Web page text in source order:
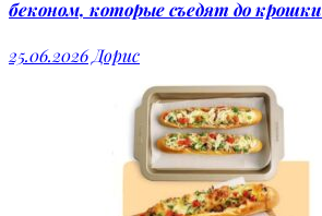
беконом, которые съедят до крошки
25.06.2026 Дорис